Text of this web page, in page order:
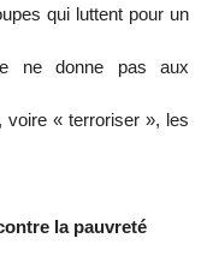
qui luttent pour un
ne donne pas aux
voire « terroriser », les
la pauvreté